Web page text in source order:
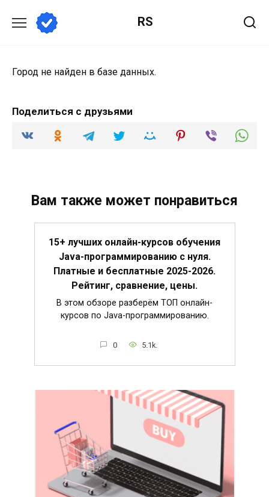
содержанию
RS
Город не найден в базе данных.
Поделиться с друзьями
Вам также может понравиться
15+ лучших онлайн-курсов обучения
Java-программированию с нуля.
Платные и бесплатные 2025-2026.
Рейтинг, сравнение, цены.
В этом обзоре разберём ТОП онлайн-
курсов по Java-программированию.
0 5.1k.